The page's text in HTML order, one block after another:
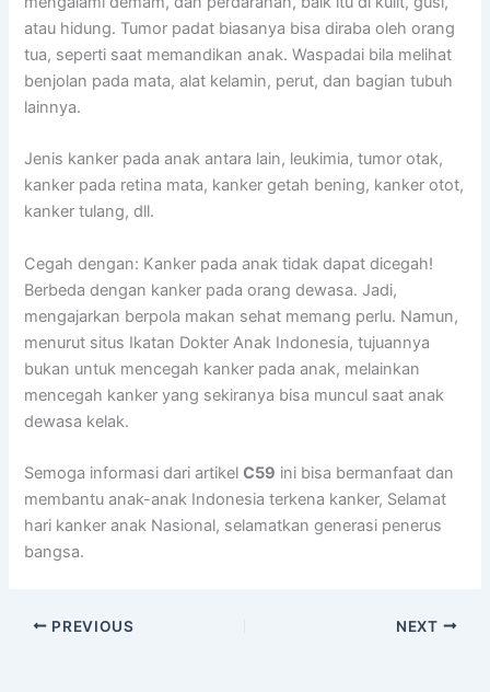
atau hidung. Tumor padat biasanya bisa diraba oleh orang
tua, seperti saat memandikan anak. Waspadai bila melihat
benjolan pada mata, alat kelamin, perut, dan bagian tubuh
lainnya.
Jenis kanker pada anak antara lain, leukimia, tumor otak,
kanker pada retina mata, kanker getah bening, kanker otot,
kanker tulang, dll.
Cegah dengan: Kanker pada anak tidak dapat dicegah!
Berbeda dengan kanker pada orang dewasa. Jadi,
mengajarkan berpola makan sehat memang perlu. Namun,
menurut situs Ikatan Dokter Anak Indonesia, tujuannya
bukan untuk mencegah kanker pada anak, melainkan
mencegah kanker yang sekiranya bisa muncul saat anak
dewasa kelak.
Semoga informasi dari artikelC59 ini bisa bermanfaat dan
membantu anak-anak Indonesia terkena kanker, Selamat
hari kanker anak Nasional, selamatkan generasi penerus
bangsa.
PREVIOUS NEXT